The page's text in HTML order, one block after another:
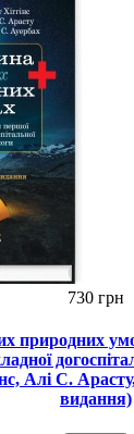
730 грн
природних
Алі С.
видання)